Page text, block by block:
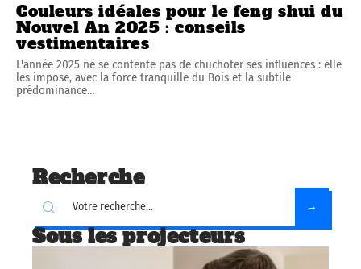
Couleurs idéales pour le feng shui du
Nouvel An 2025 : conseils
vestimentaires
L'année 2025 ne se contente pas de chuchoter ses influences : elle
les impose, avec la force tranquille du Bois et la subtile
prédominance…
Recherche
Sous les projecteurs